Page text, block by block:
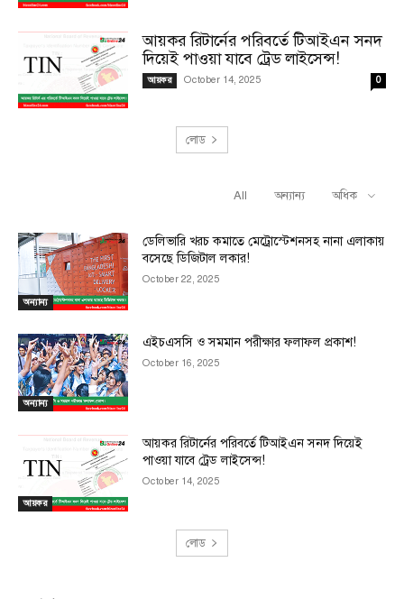
আয়কর রিটার্নের পরিবর্তে টিআইএন সনদ
দিয়েই পাওয়া যাবে ট্রেড লাইসেন্স!
আয়কর October 14, 2025 0
লোড
All অন্যান্য অধিক
অন্যান্য
ডেলিভারি খরচ কমাতে মেট্রোস্টেশনসহ নানা এলাকায়
বসেছে ডিজিটাল লকার!
October 22, 2025
অন্যান্য
এইচএসসি ও সমমান পরীক্ষার ফলাফল প্রকাশ!
October 16, 2025
আয়কর
আয়কর রিটার্নের পরিবর্তে টিআইএন সনদ দিয়েই
পাওয়া যাবে ট্রেড লাইসেন্স!
October 14, 2025
লোড